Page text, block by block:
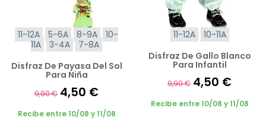
11-12A 5-6A 8-9A
10-
11A
3-4A
7-8A
Disfraz De Payasa Del Sol
Para Niña
9,90 € 4,50 €
Recibe entre 10/08 y 11/08
11-12A
10-11A
Disfraz De Gallo Blanco
Para Infantil
9,90 € 4,50 €
Recibe entre 10/08 y 11/08